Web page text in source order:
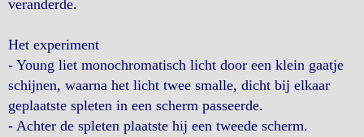
veranderde.
Het experiment
- Young liet monochromatisch licht door een klein gaatje
schijnen, waarna het licht twee smalle, dicht bij elkaar
geplaatste spleten in een scherm passeerde.
- Achter de spleten plaatste hij een tweede scherm.